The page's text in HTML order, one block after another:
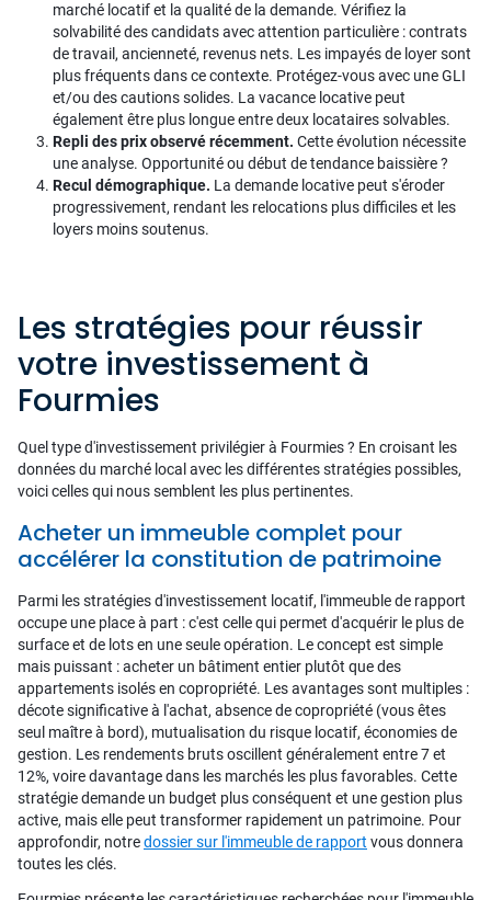
marché locatif et la qualité de la demande. Vérifiez la
solvabilité des candidats avec attention particulière : contrats
de travail, ancienneté, revenus nets. Les impayés de loyer sont
plus fréquents dans ce contexte. Protégez-vous avec une GLI
et/ou des cautions solides. La vacance locative peut
également être plus longue entre deux locataires solvables.
Repli des prix observé récemment. Cette évolution nécessite
une analyse. Opportunité ou début de tendance baissière ?
Recul démographique. La demande locative peut s'éroder
progressivement, rendant les relocations plus difficiles et les
loyers moins soutenus.
Les stratégies pour réussir
votre investissement à
Fourmies
Quel type d'investissement privilégier à Fourmies ? En croisant les
données du marché local avec les différentes stratégies possibles,
voici celles qui nous semblent les plus pertinentes.
Acheter un immeuble complet pour
accélérer la constitution de patrimoine
Parmi les stratégies d'investissement locatif, l'immeuble de rapport
occupe une place à part : c'est celle qui permet d'acquérir le plus de
surface et de lots en une seule opération. Le concept est simple
mais puissant : acheter un bâtiment entier plutôt que des
appartements isolés en copropriété. Les avantages sont multiples :
décote significative à l'achat, absence de copropriété (vous êtes
seul maître à bord), mutualisation du risque locatif, économies de
gestion. Les rendements bruts oscillent généralement entre 7 et
12%, voire davantage dans les marchés les plus favorables. Cette
stratégie demande un budget plus conséquent et une gestion plus
active, mais elle peut transformer rapidement un patrimoine. Pour
approfondir, notredossier sur l'immeuble de rapport vous donnera
toutes les clés.